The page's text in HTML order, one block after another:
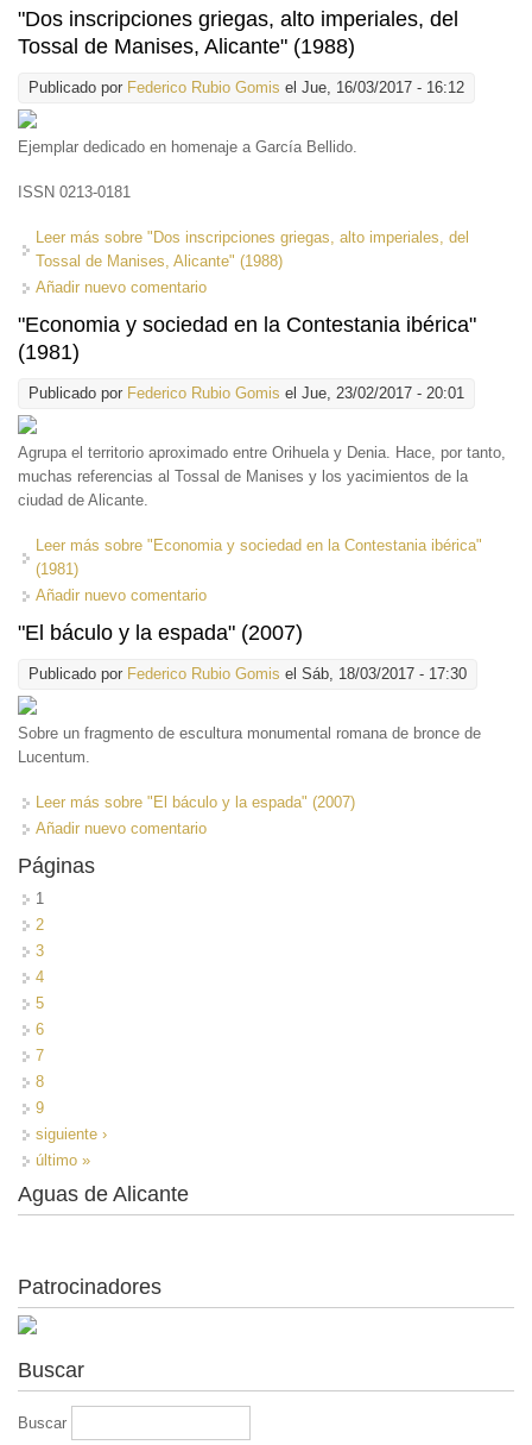
"Dos inscripciones griegas, alto imperiales, del
Tossal de Manises, Alicante" (1988)
Publicado por Federico Rubio Gomis el Jue, 16/03/2017 - 16:12
Ejemplar dedicado en homenaje a García Bellido.
ISSN 0213-0181
Leer más sobre "Dos inscripciones griegas, alto imperiales, del
Tossal de Manises, Alicante" (1988)
Añadir nuevo comentario
"Economia y sociedad en la Contestania ibérica"
(1981)
Publicado por Federico Rubio Gomis el Jue, 23/02/2017 - 20:01
Agrupa el territorio aproximado entre Orihuela y Denia. Hace, por tanto,
muchas referencias al Tossal de Manises y los yacimientos de la
ciudad de Alicante.
Leer más sobre "Economia y sociedad en la Contestania ibérica"
(1981)
Añadir nuevo comentario
"El báculo y la espada" (2007)
Publicado por Federico Rubio Gomis el Sáb, 18/03/2017 - 17:30
Sobre un fragmento de escultura monumental romana de bronce de
Lucentum.
Leer más sobre "El báculo y la espada" (2007)
Añadir nuevo comentario
Páginas
1
2
3
4
5
6
7
8
9
siguiente ›
último »
Aguas de Alicante
Patrocinadores
Buscar
Buscar